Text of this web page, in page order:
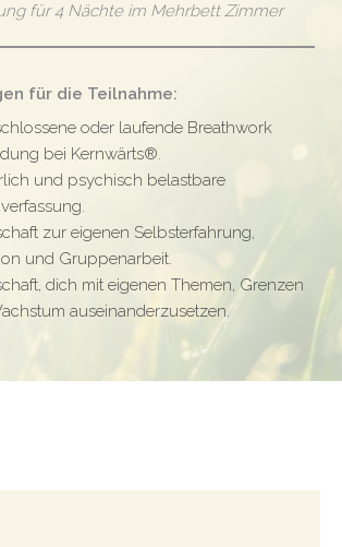
für 4 Nächte im Mehrbett Zimmer
für die Teilnahme:
oder laufende Breathwork
bei Kernwärts®.
und psychisch belastbare
zur eigenen Selbsterfahrung,
und Gruppenarbeit.
dich mit eigenen Themen, Grenzen
auseinanderzusetzen.